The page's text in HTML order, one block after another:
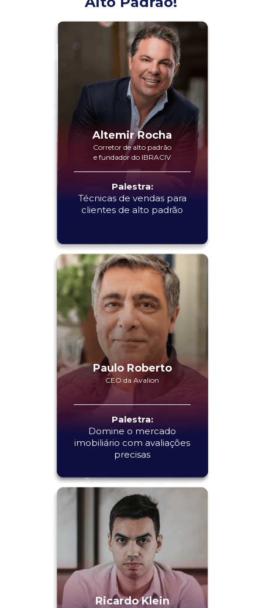
Ricardo Klein
Paulo Roberto
CEO da Avalion
Palestra:
Domine o mercado
imobiliário com avaliações
precisas
Altemir Rocha
Corretor de alto padrão
e fundador do IBRACIV
Palestra:
Técnicas de vendas para
clientes de alto padrão